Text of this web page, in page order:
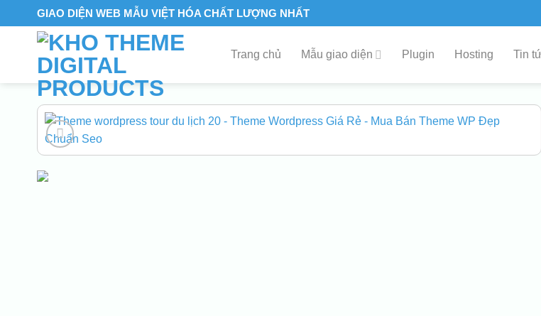
to
GIAO DIỆN WEB MẪU VIỆT HÓA CHẤT LƯỢNG NHẤT
Trang chủ Mẫu giao diện Plugin Hosting Tin